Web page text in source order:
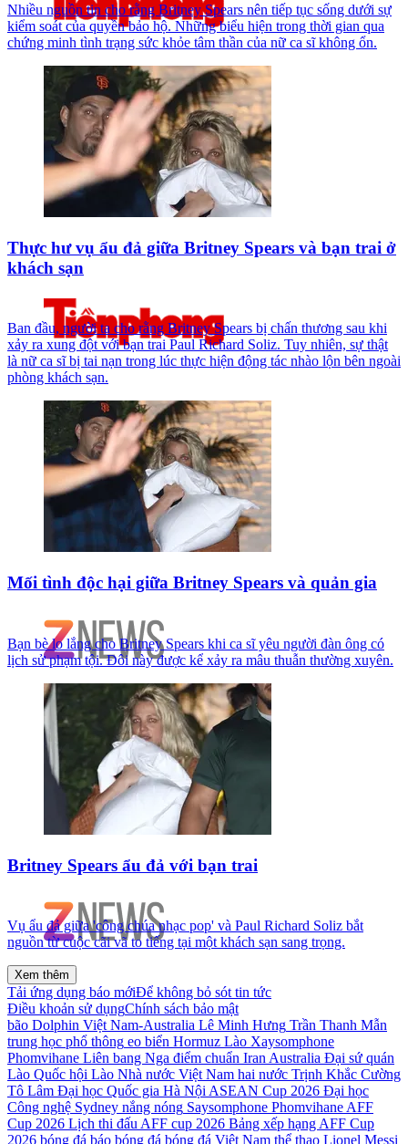
Nhiều nguồn tin cho rằng Britney Spears nên tiếp tục sống dưới sự
kiểm soát của quyền bảo hộ. Những biểu hiện trong thời gian qua
chứng minh tình trạng sức khỏe tâm thần của nữ ca sĩ không ổn.
Thực hư vụ ẩu đả giữa Britney Spears và bạn trai ở
khách sạn
Ban đầu, người ta cho rằng Britney Spears bị chấn thương sau khi
xảy ra xung đột với bạn trai Paul Richard Soliz. Tuy nhiên, sự thật
là nữ ca sĩ bị tai nạn trong lúc thực hiện động tác nhào lộn bên ngoài
phòng khách sạn.
Mối tình độc hại giữa Britney Spears và quản gia
Bạn bè lo lắng cho Britney Spears khi ca sĩ yêu người đàn ông có
lịch sử phạm tội. Đôi này được kể xảy ra mâu thuẫn thường xuyên.
Britney Spears ẩu đả với bạn trai
Vụ ẩu đả giữa 'công chúa nhạc pop' và Paul Richard Soliz bắt
nguồn từ cuộc cãi vã to tiếng tại một khách sạn sang trọng.
Xem thêm
Tải ứng dụng báo mớiĐể không bỏ sót tin tức
Điều khoản sử dụngChính sách bảo mật
bão Dolphin Việt Nam-Australia Lê Minh Hưng Trần Thanh Mẫn
trung học phổ thông eo biển Hormuz Lào Xaysomphone
Phomvihane Liên bang Nga điểm chuẩn Iran Australia Đại sứ quán
Lào Quốc hội Lào Nhà nước Việt Nam hai nước Trịnh Khắc Cường
Tô Lâm Đại học Quốc gia Hà Nội ASEAN Cup 2026 Đại học
Công nghệ Sydney nắng nóng Saysomphone Phomvihane AFF
Cup 2026 Lịch thi đấu AFF cup 2026 Bảng xếp hạng AFF Cup
2026 bóng đá báo bóng đá bóng đá Việt Nam thể thao Lionel Messi